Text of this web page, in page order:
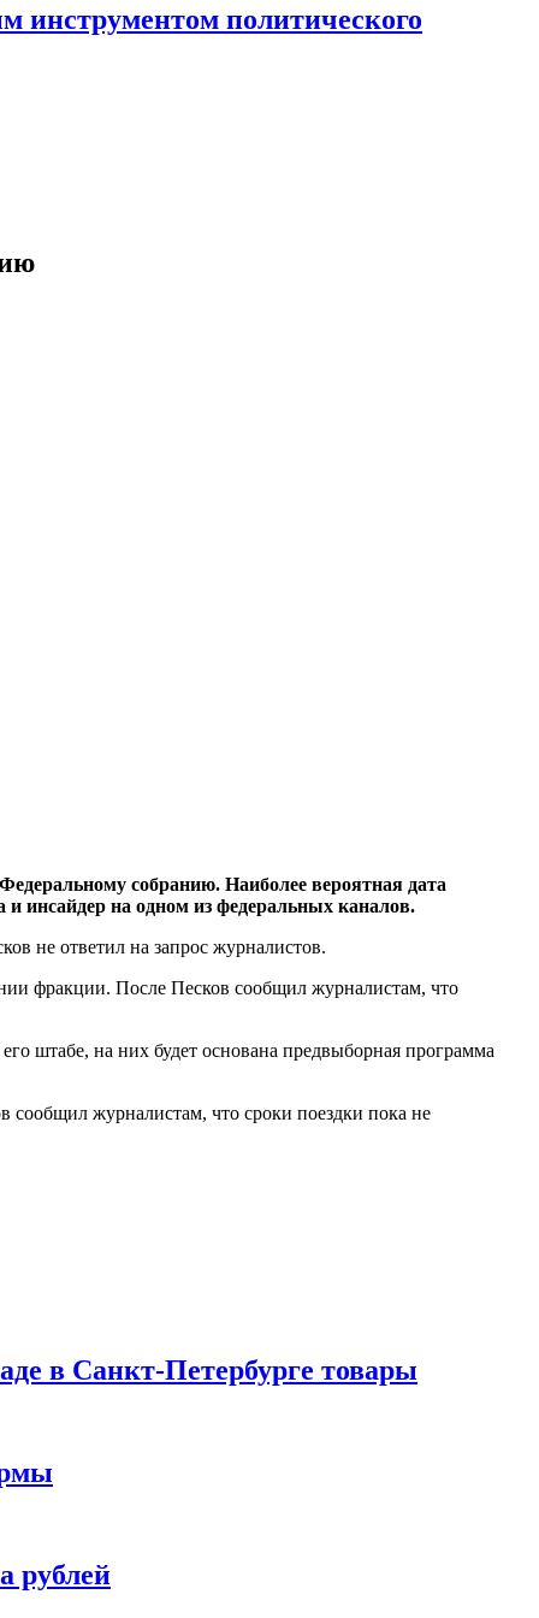
инструментом политического
собранию. Наиболее вероятная дата
инсайдер на одном из федеральных каналов.
не ответил на запрос журналистов.
фракции. После Песков сообщил журналистам, что
штабе, на них будет основана предвыборная программа
журналистам, что сроки поездки пока не
в Санкт-Петербурге товары
рублей